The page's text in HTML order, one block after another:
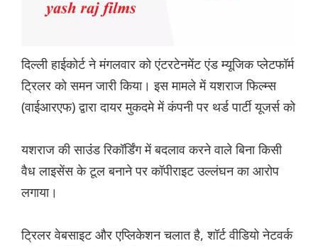
दिल्ली हाईकोर्ट ने मंगलवार को एंटरटेनमेंट एंड म्यूजिक प्लेटफॉर्म
ट्रिलर को समन जारी किया। इस मामले में यशराज फिल्म्स
(वाईआरएफ) द्वारा दायर मुकदमे में कंपनी पर थर्ड पार्टी यूजर्स को
यशराज की साउंंड रिकॉर्डिंग में बदलाव करने वाले बिना किसी
वैध लाइसेंस के टूल बनाने पर कॉपीराइट उल्लंघन का आरोप
लगाया।
ट्रिलर वेबसाइट और एप्लिकेशन चलात है, शॉर्ट वीडियो नेटवर्क